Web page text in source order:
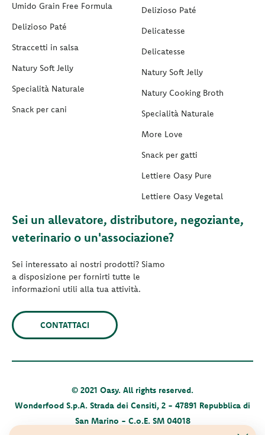
Umido Grain Free Formula
Delizioso Paté
Straccetti in salsa
Natury Soft Jelly
Specialità Naturale
Snack per cani
Delizioso Paté
Delicatesse
Delicatesse
Natury Soft Jelly
Natury Cooking Broth
Specialità Naturale
More Love
Snack per gatti
Lettiere Oasy Pure
Lettiere Oasy Vegetal
Sei un allevatore, distributore, negoziante,
veterinario o un'associazione?
Sei interessato ai nostri prodotti? Siamo
a disposizione per fornirti tutte le
informazioni utili alla tua attività.
CONTATTACI
© 2021 Oasy. All rights reserved.
Wonderfood S.p.A. Strada dei Censiti, 2 - 47891 Repubblica di
San Marino - C.o.E. SM 04018